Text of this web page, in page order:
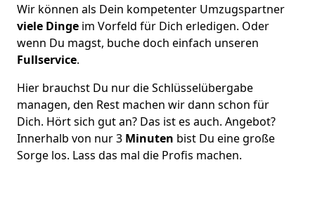
Wir können als Dein kompetenter Umzugspartner
viele Dinge im Vorfeld für Dich erledigen. Oder
wenn Du magst, buche doch einfach unseren
Fullservice.
Hier brauchst Du nur die Schlüsselübergabe
managen, den Rest machen wir dann schon für
Dich. Hört sich gut an? Das ist es auch. Angebot?
Innerhalb von nur 3 Minuten bist Du eine große
Sorge los. Lass das mal die Profis machen.